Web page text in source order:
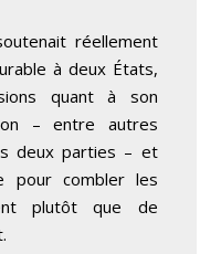
réellement
à deux États,
quant à son
– entre autres
deux parties – et
pour combler les
plutôt que de